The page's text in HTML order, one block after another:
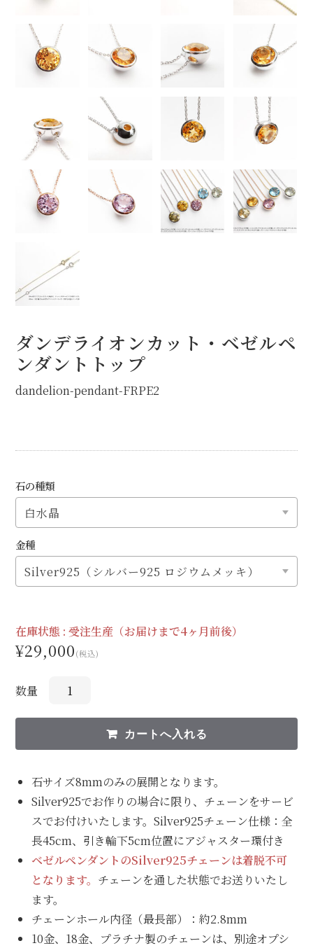
ABOUT
FAQ
ダンデライオンカット・ベゼルペ
ンダントトップ
dandelion-pendant-FRPE2
石の種類
金種
在庫状態 :受注生産（お届けまで4ヶ月前後）
¥29,000(税込)
数量
石サイズ8mmのみの展開となります。
Silver925でお作りの場合に限り、チェーンをサービ
スでお付けいたします。Silver925チェーン仕様：全
長45cm、引き輪下5cm位置にアジャスター環付き
ベゼルペンダントのSilver925チェーンは着脱不可
となります。 チェーンを通した状態でお送りいたし
ます。
チェーンホール内径（最長部）：約2.8mm
10金、18金、プラチナ製のチェーンは、別途オプシ